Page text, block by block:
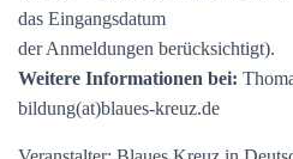
das Eingangsdatum
der Anmeldungen berücksichtigt).
Weitere Informationen bei:
bildung(at)blaues-kreuz.de